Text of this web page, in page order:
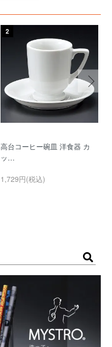
2
高台コーヒー碗皿 洋食器 カ
ッ…
1,729円(税込)